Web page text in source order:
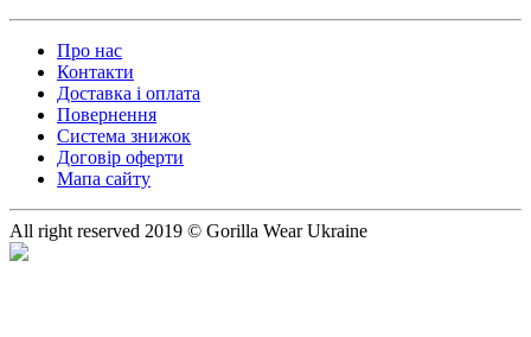
Про нас
Контакти
Доставка і оплата
Повернення
Система знижок
Договір оферти
Мапа сайту
All right reserved 2019 © Gorilla Wear Ukraine